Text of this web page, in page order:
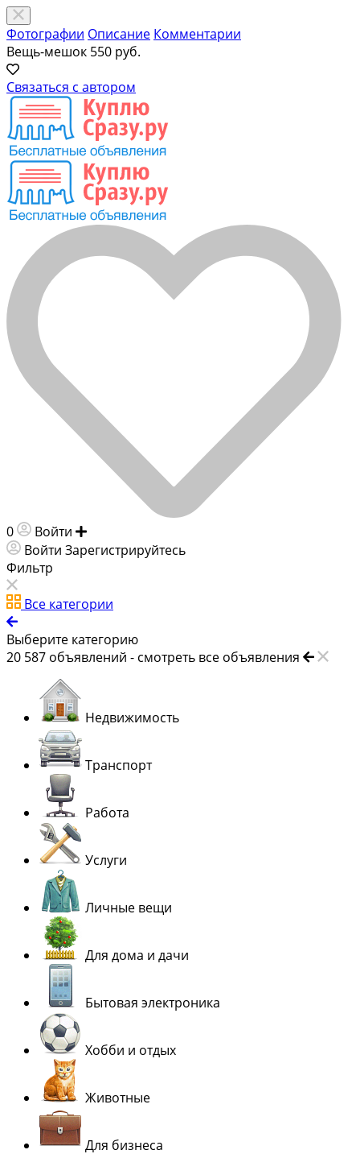
Фотографии Описание Комментарии
Вещь-мешок 550 руб.
Связаться с автором
0 Войти
Войти Зарегистрируйтесь
Фильтр
Все категории
Выберите категорию
20 587 объявлений - смотреть все объявления
Недвижимость
Транспорт
Работа
Услуги
Личные вещи
Для дома и дачи
Бытовая электроника
Хобби и отдых
Животные
Для бизнеса